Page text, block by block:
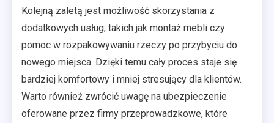
Kolejną zaletą jest możliwość skorzystania z
dodatkowych usług, takich jak montaż mebli czy
pomoc w rozpakowywaniu rzeczy po przybyciu do
nowego miejsca. Dzięki temu cały proces staje się
bardziej komfortowy i mniej stresujący dla klientów.
Warto również zwrócić uwagę na ubezpieczenie
oferowane przez firmy przeprowadzkowe, które